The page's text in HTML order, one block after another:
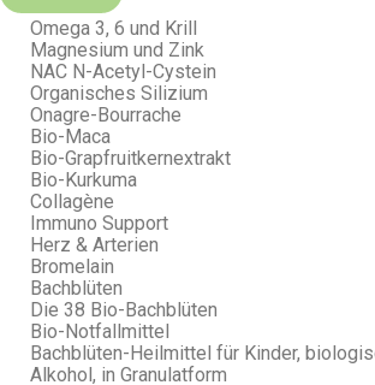
Omega 3, 6 und Krill
Magnesium und Zink
NAC N-Acetyl-Cystein
Organisches Silizium
Onagre-Bourrache
Bio-Maca
Bio-Grapfruitkernextrakt
Bio-Kurkuma
Collagène
Immuno Support
Herz & Arterien
Bromelain
Bachblüten
Die 38 Bio-Bachblüten
Bio-Notfallmittel
Bachblüten-Heilmittel für Kinder,
Alkohol, in Granulatform